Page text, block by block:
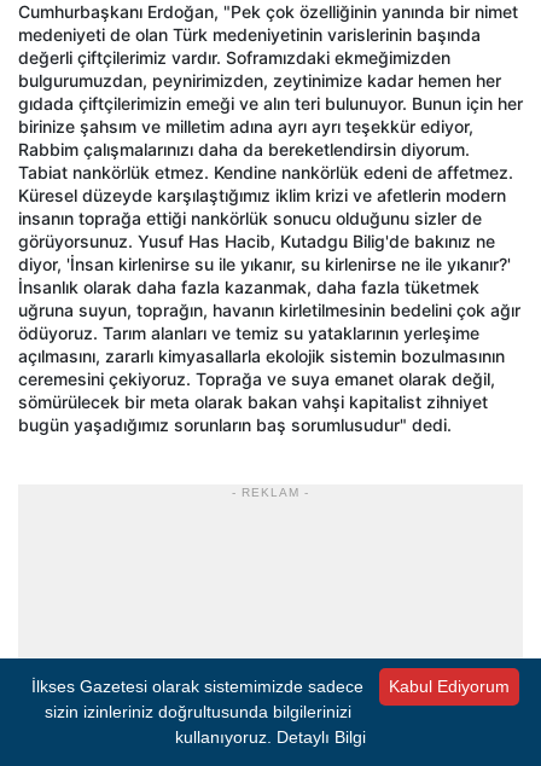
Cumhurbaşkanı Erdoğan, "Pek çok özelliğinin yanında bir nimet
medeniyeti de olan Türk medeniyetinin varislerinin başında
değerli çiftçilerimiz vardır. Soframızdaki ekmeğimizden
bulgurumuzdan, peynirimizden, zeytinimize kadar hemen her
gıdada çiftçilerimizin emeği ve alın teri bulunuyor. Bunun için her
birinize şahsım ve milletim adına ayrı ayrı teşekkür ediyor,
Rabbim çalışmalarınızı daha da bereketlendirsin diyorum.
Tabiat nankörlük etmez. Kendine nankörlük edeni de affetmez.
Küresel düzeyde karşılaştığımız iklim krizi ve afetlerin modern
insanın toprağa ettiği nankörlük sonucu olduğunu sizler de
görüyorsunuz. Yusuf Has Hacib, Kutadgu Bilig'de bakınız ne
diyor, 'İnsan kirlenirse su ile yıkanır, su kirlenirse ne ile yıkanır?'
İnsanlık olarak daha fazla kazanmak, daha fazla tüketmek
uğruna suyun, toprağın, havanın kirletilmesinin bedelini çok ağır
ödüyoruz. Tarım alanları ve temiz su yataklarının yerleşime
açılmasını, zararlı kimyasallarla ekolojik sistemin bozulmasının
ceremesini çekiyoruz. Toprağa ve suya emanet olarak değil,
sömürülecek bir meta olarak bakan vahşi kapitalist zihniyet
bugün yaşadığımız sorunların baş sorumlusudur" dedi.
- REKLAM -
Kabul Ediyorum
İlkses Gazetesi olarak sistemimizde sadece
sizin izinleriniz doğrultusunda bilgilerinizi
kullanıyoruz. Detaylı Bilgi